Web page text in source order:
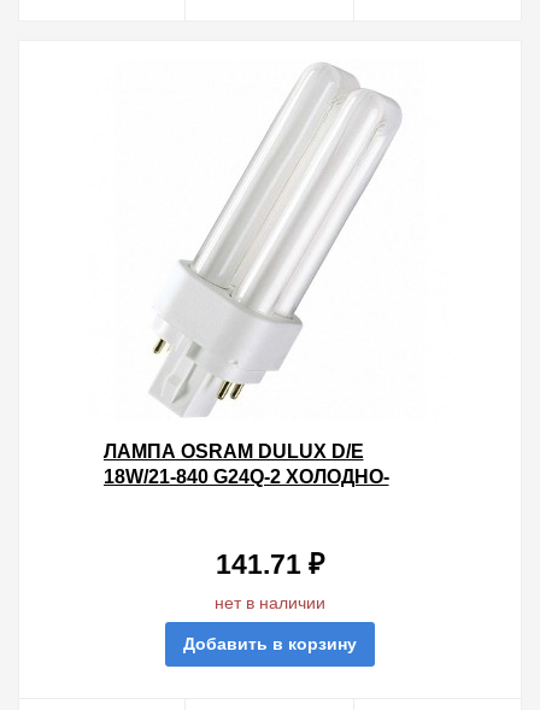
ЛАМПА OSRAM DULUX D/E
18W/21-840 G24Q-2 ХОЛОДНО-
141.71 ₽
нет в наличии
Добавить в корзину